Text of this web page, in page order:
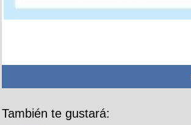
También te gustará: